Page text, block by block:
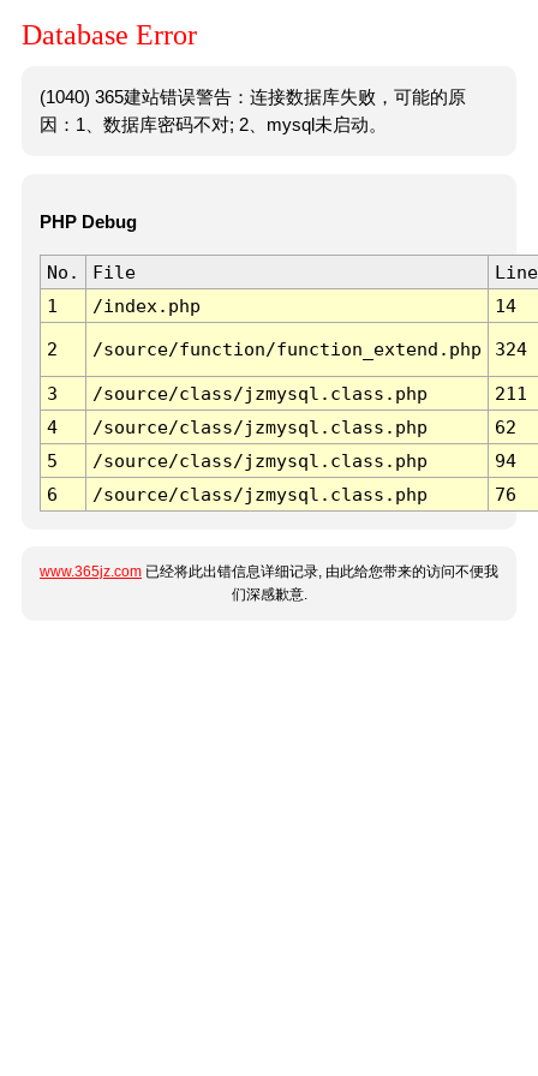
Database Error
(1040) 365建站错误警告：连接数据库失败，可能的原
因：1、数据库密码不对; 2、mysql未启动。
PHP Debug
No. File
Line
1
/index.php 14
2 /source/function/function_extend.php 324
3 /source/class/jzmysql.class.php
211
4
/source/class/jzmysql.class.php
62
5
/source/class/jzmysql.class.php
94
6
/source/class/jzmysql.class.php 76
www.365jz.com 已经将此出错信息详细记录, 由此给您带来的访问不便我
们深感歉意.